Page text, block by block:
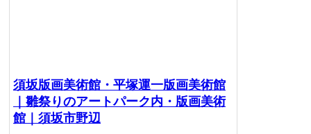
須坂版画美術館・平塚運一版画美術館
｜雛祭りのアートパーク内・版画美術
館｜須坂市野辺